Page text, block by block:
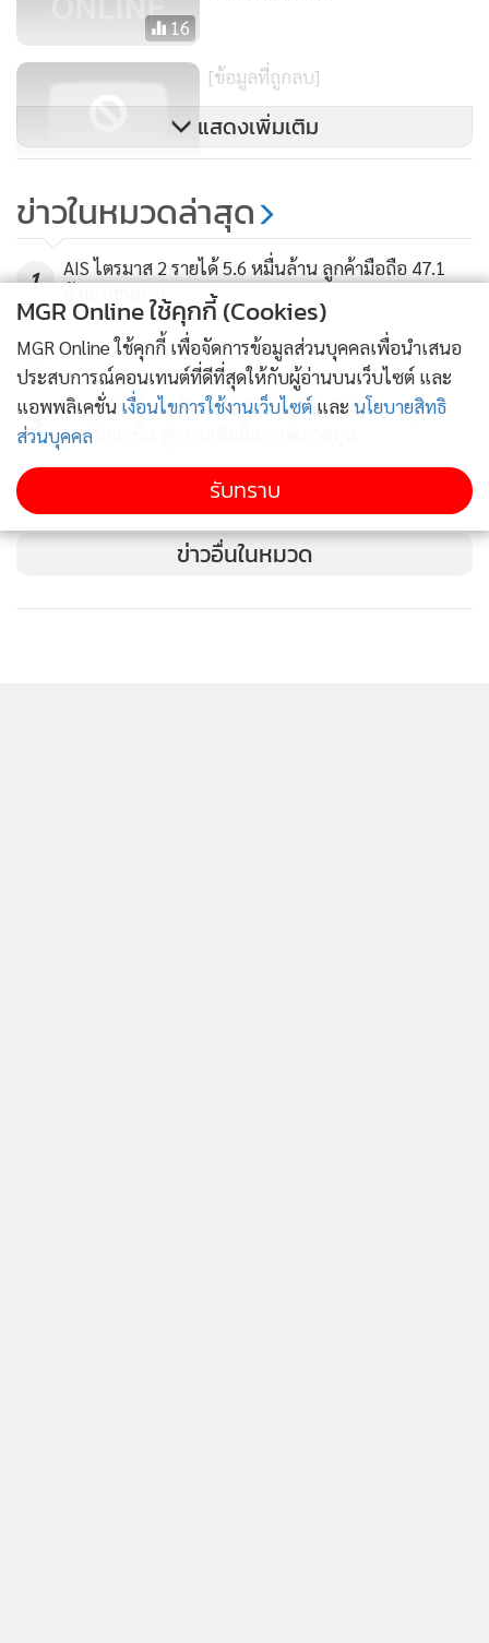
16
[ข้อมูลที่ถูกลบ]
49
ดี - ปชช.เมืองตรังแห่ซื้อเก็บ
แสดงเพิ่มเติม
ข่าวในหมวดล่าสุด
1
AIS ไตรมาส 2 รายได้ 5.6 หมื่นล้าน ลูกค้ามือถือ 47.1
2
3
ถอดรหัสเบื้องหลังรางวัลนักลงทุนสัมพันธ์ของ ทรู
คอร์ปอเรชั่น สู่ความเชื่อมั่นจากตลาดทุน
ทรู คอร์ปอเรชั่น ไตรมาส 2/69 กำไรต่อเนื่อง 6 ไตรมาส
ข่าวอื่นในหมวด
MGR Online ใช้คุกกี้ (Cookies)
MGR Online ใช้คุกกี้ เพื่อจัดการข้อมูลส่วนบุคคลเพื่อนำเสนอ
ประสบการณ์คอนเทนต์ที่ดีที่สุดให้กับผู้อ่านบนเว็บไซต์ และ
แอพพลิเคชั่น เงื่อนไขการใช้งานเว็บไซต์ และ นโยบายสิทธิ
ส่วนบุคคล
รับทราบ